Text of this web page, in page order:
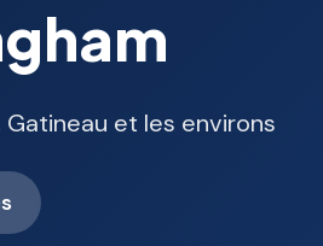
et les environs